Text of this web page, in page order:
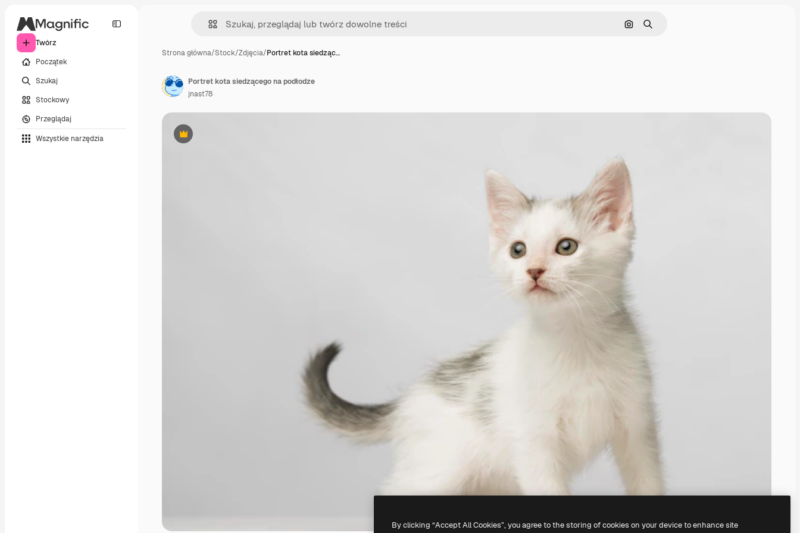
Twórz
Początek
Szukaj
Stockowy
Przeglądaj
Wszystkie narzędzia
Szukaj według obrazu
Szukaj
Strona główna/Stock/Zdjęcia/Portret kota siedząc…
Premium
Portret kota siedzącego na podłodze
jnast78
By clicking “Accept All Cookies”, you agree to the storing of cookies on your device to enhance site